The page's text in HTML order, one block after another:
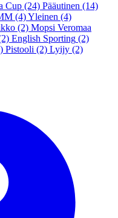
Cup (24) Pääutinen (14)
(4)Yleinen (4)
(2) Mopsi Veromaa
English Sporting (2)
Pistooli (2) Lyijy (2)